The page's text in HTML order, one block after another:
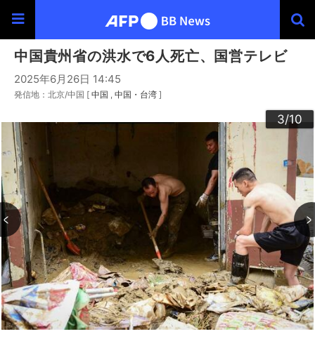
中国貴州省の洪水で6人死亡、国営テレビ
2025年6月26日 14:45
発信地：北京/中国 [ 中国 中国・台湾 ]
1/10
2/10
3/10
4/10
5/10
6/10
7/10
8/10
9/10
10/10